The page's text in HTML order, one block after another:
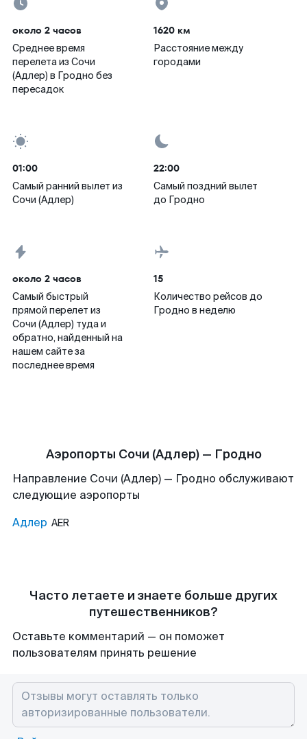
около 2 часов
Среднее время
перелета из Сочи
(Адлер) в Гродно без
пересадок
1620 км
Расстояние между
городами
01:00
Самый ранний вылет из
Сочи (Адлер)
22:00
Самый поздний вылет
до Гродно
около 2 часов
Самый быстрый
прямой перелет из
Сочи (Адлер) туда и
обратно, найденный на
нашем сайте за
последнее время
15
Количество рейсов до
Гродно в неделю
Аэропорты Сочи (Адлер) — Гродно
Направление Сочи (Адлер) — Гродно обслуживают
следующие аэропорты
Адлер AER
Часто летаете и знаете больше других
путешественников?
Оставьте комментарий — он поможет
пользователям принять решение